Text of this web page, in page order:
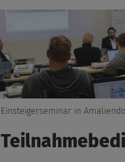
Einsteigerseminar in